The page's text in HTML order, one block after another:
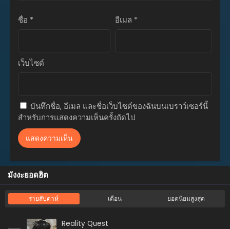
ตอนที่ 56
พฤศจิกายน 13, 2023
ตอนที่ 53
พฤศจิกายน 13, 2023
ตอนที่ 52
พฤศจิกายน 13, 2023
พฤศจิกายน 13, 2023
ชื่อ * อีเมล *
เว็บไซต์
บันทึกชื่อ, อีเมล และชื่อเว็บไซต์ของฉันบนเบราว์เซอร์นี้
สำหรับการแสดงความเห็นครั้งถัดไป
มังงะยอดฮิต
รายสัปดาห์ เดือน ยอดนิยมสูงสุด
Reality Quest